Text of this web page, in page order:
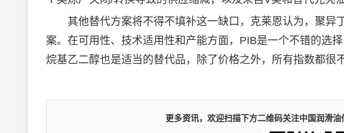
其他替代方案将不得不填补这一缺口，克莱恩认为，聚异
案。在可用性、技术适用性和产能方面，PIB是一个不错的选
烷基乙二醇也是适当的替代品，除了价格之外，所有指数都很不
更多资讯，欢迎扫描下方二维码关注中国润滑